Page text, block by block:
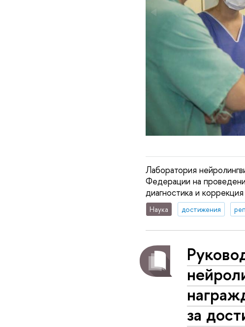
Лаборатория
Федерации на
диагностика и
Наука достижения
за